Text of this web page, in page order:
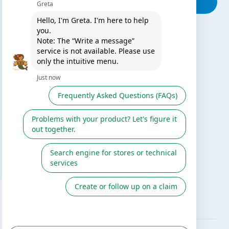
PODE ESTAR INTERESSADO
Blog da Gre
Serviço pós-venda
Catálogo Gre / Zodiac
SIGA-NOS EM